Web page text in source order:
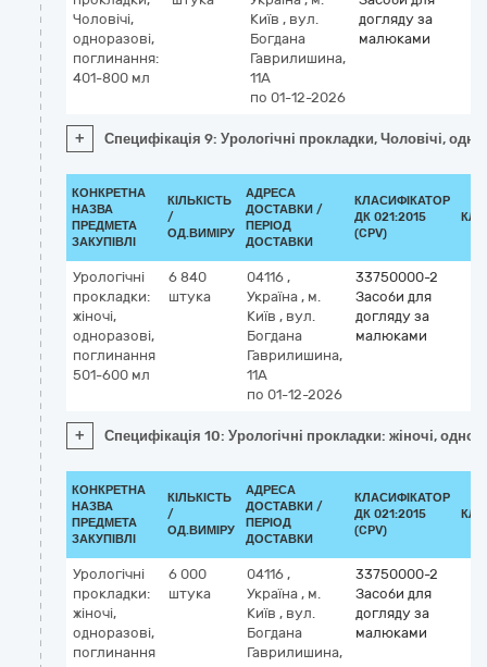
Чоловічі,
одноразові,
поглинання:
401-800 мл
Київ , вул.
Богдана
Гаврилишина,
11А
по 01-12-2026
догляду за
малюками
+ Специфікація 9: Урологічні прокладки, Чоловічі,
КОНКРЕТНА
НАЗВА
ПРЕДМЕТА
ЗАКУПІВЛІ
КІЛЬКІСТЬ
/
ОД.ВИМІРУ
АДРЕСА
ДОСТАВКИ /
ПЕРІОД
ДОСТАВКИ
КЛАСИФІКАТОР
ДК 021:2015
(CPV)
Урологічні
прокладки:
жіночі,
одноразові,
поглинання
501-600 мл
6 840
штука
04116 ,
Україна , м.
Київ , вул.
Богдана
Гаврилишина,
11А
по 01-12-2026
33750000-2
Засоби для
догляду за
малюками
+ Специфікація 10: Урологічні прокладки: жіночі,
КОНКРЕТНА
НАЗВА
ПРЕДМЕТА
ЗАКУПІВЛІ
КІЛЬКІСТЬ
/
ОД.ВИМІРУ
АДРЕСА
ДОСТАВКИ /
ПЕРІОД
ДОСТАВКИ
КЛАСИФІКАТОР
ДК 021:2015
(CPV)
Урологічні
прокладки:
жіночі,
одноразові,
поглинання
6 000
штука
04116 ,
Україна , м.
Київ , вул.
Богдана
Гаврилишина,
33750000-2
Засоби для
догляду за
малюками